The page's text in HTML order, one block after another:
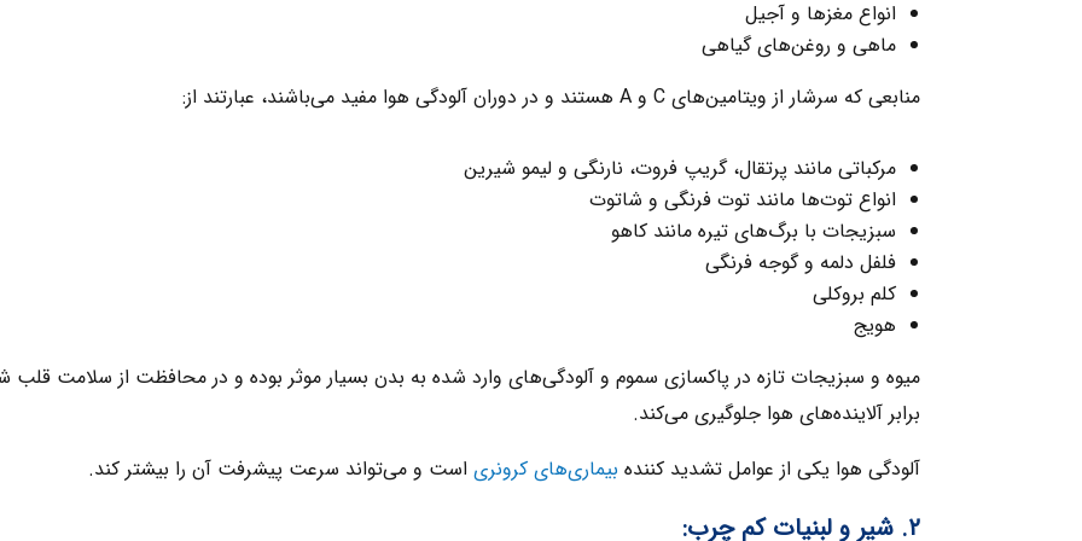
انواع مغزها و آجیل
ماهی و روغن‌های گیاهی
منابعی که سرشار از ویتامین‌های C و A هستند و در دوران آلودگی هوا مفید می‌باشند، عبارتند از:
مرکباتی مانند پرتقال، گریپ فروت، نارنگی و لیمو شیرین
انواع توت‌ها مانند توت فرنگی و شاتوت
سبزیجات با برگ‌های تیره مانند کاهو
فلفل دلمه و گوجه فرنگی
کلم بروکلی
هویج
میوه و سبزیجات تازه در پاکسازی سموم و آلودگی‌های وارد شده به بدن بسیار موثر بوده و در محافظت از سلامت قلب
برابر آلاینده‌های هوا جلوگیری می‌کند.
آلودگی هوا یکی از عوامل تشدید کننده بیماری‌های کرونری است و می‌تواند سرعت پیشرفت آن را بیشتر کند.
۲. شیر و لبنیات کم چرب: